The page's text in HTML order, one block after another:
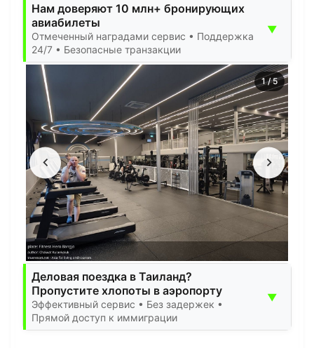
Нам доверяют 10 млн+ бронирующих
авиабилеты
Отмеченный наградами сервис • Поддержка
24/7 • Безопасные транзакции
▼
1/5
Деловая поездка в Таиланд?
Пропустите хлопоты в аэропорту
Эффективный сервис • Без задержек •
Прямой доступ к иммиграции
▼